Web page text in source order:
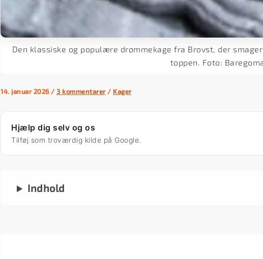
Den klassiske og populære drømmekage fra Brovst, der
toppen. Foto:
14. januar 2026/ 3 kommentarer / Kager
Hjælp dig selv og os
Tilføj som troværdig kilde på Google.
Indhold